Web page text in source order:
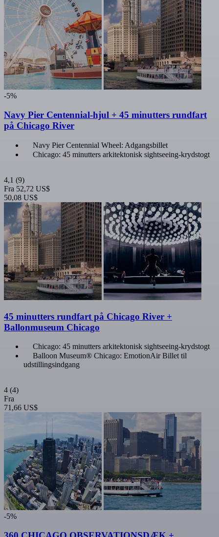
-5%
Navy Pier Centennial-hjul + 45 minutters rundfart
på Chicago River
Navy Pier Centennial Wheel: Adgangsbillet
Chicago: 45 minutters arkitektonisk sightseeing-krydstogt
4,1 (9)
Fra 52,72 US$
50,08 US$
45 minutters rundfart på Chicago River +
Ballonmuseum Chicago
Chicago: 45 minutters arkitektonisk sightseeing-krydstogt
Balloon Museum® Chicago: EmotionAir Billet til
udstillingsindgang
4 (4)
Fra
71,66 US$
-5%